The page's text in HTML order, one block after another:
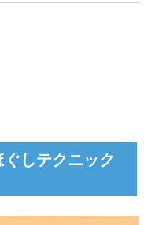
しテクニック